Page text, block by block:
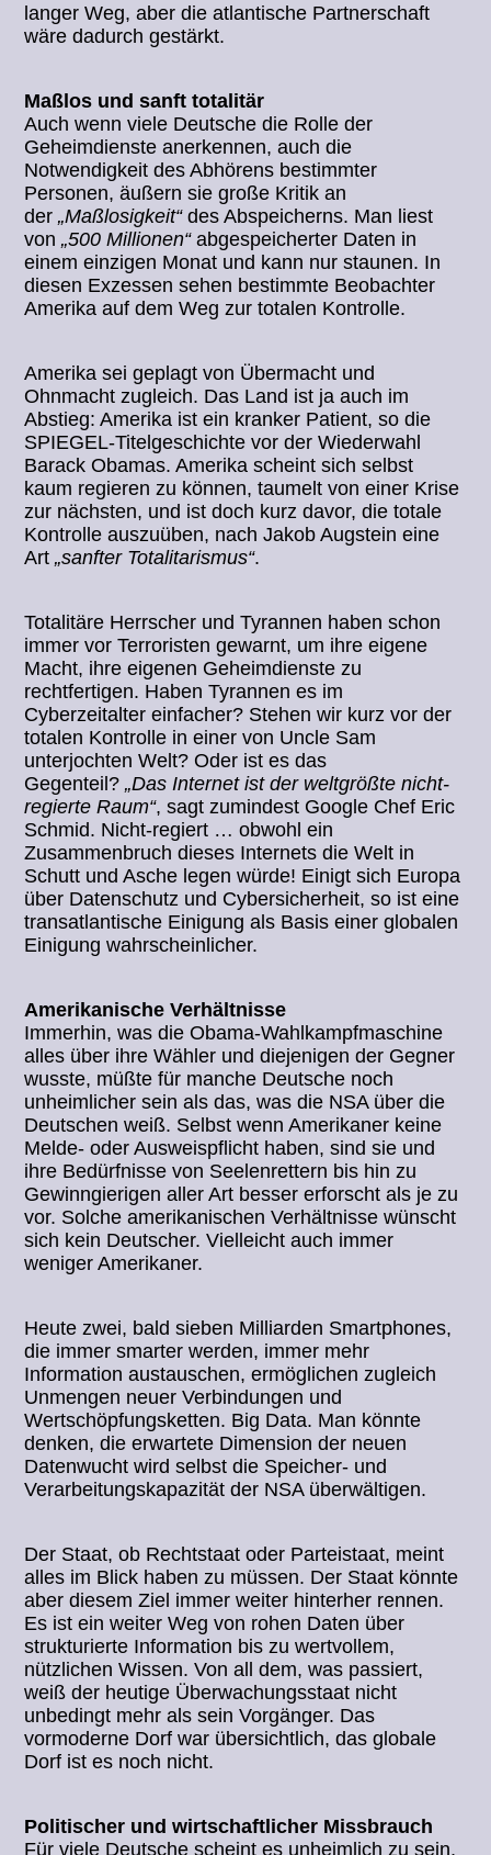
langer Weg, aber die atlantische Partnerschaft
wäre dadurch gestärkt.
Maßlos und sanft totalitär
Auch wenn viele Deutsche die Rolle der
Geheimdienste anerkennen, auch die
Notwendigkeit des Abhörens bestimmter
Personen, äußern sie große Kritik an
der„Maßlosigkeit“des Abspeicherns. Man liest
von„500 Millionen“abgespeicherter Daten in
einem einzigen Monat und kann nur staunen. In
diesen Exzessen sehen bestimmte Beobachter
Amerika auf dem Weg zur totalen Kontrolle.
Amerika sei geplagt von Übermacht und
Ohnmacht zugleich. Das Land ist ja auch im
Abstieg: Amerika ist ein kranker Patient, so die
SPIEGEL-Titelgeschichte vor der Wiederwahl
Barack Obamas. Amerika scheint sich selbst
kaum regieren zu können, taumelt von einer Krise
zur nächsten, und ist doch kurz davor, die totale
Kontrolle auszuüben, nach Jakob Augstein eine
Art„sanfter Totalitarismus“.
Totalitäre Herrscher und Tyrannen haben schon
immer vor Terroristen gewarnt, um ihre eigene
Macht, ihre eigenen Geheimdienste zu
rechtfertigen. Haben Tyrannen es im
Cyberzeitalter einfacher? Stehen wir kurz vor der
totalen Kontrolle in einer von Uncle Sam
unterjochten Welt? Oder ist es das
Gegenteil?„Das Internet ist der weltgrößte nicht-
regierte Raum“, sagt zumindest Google Chef Eric
Schmid. Nicht-regiert … obwohl ein
Zusammenbruch dieses Internets die Welt in
Schutt und Asche legen würde! Einigt sich Europa
über Datenschutz und Cybersicherheit, so ist eine
transatlantische Einigung als Basis einer globalen
Einigung wahrscheinlicher.
Amerikanische Verhältnisse
Immerhin, was die Obama-Wahlkampfmaschine
alles über ihre Wähler und diejenigen der Gegner
wusste, müßte für manche Deutsche noch
unheimlicher sein als das, was die NSA über die
Deutschen weiß. Selbst wenn Amerikaner keine
Melde- oder Ausweispflicht haben, sind sie und
ihre Bedürfnisse von Seelenrettern bis hin zu
Gewinngierigen aller Art besser erforscht als je zu
vor. Solche amerikanischen Verhältnisse wünscht
sich kein Deutscher. Vielleicht auch immer
weniger Amerikaner.
Heute zwei, bald sieben Milliarden Smartphones,
die immer smarter werden, immer mehr
Information austauschen, ermöglichen zugleich
Unmengen neuer Verbindungen und
Wertschöpfungsketten. Big Data. Man könnte
denken, die erwartete Dimension der neuen
Datenwucht wird selbst die Speicher- und
Verarbeitungskapazität der NSA überwältigen.
Der Staat, ob Rechtstaat oder Parteistaat, meint
alles im Blick haben zu müssen. Der Staat könnte
aber diesem Ziel immer weiter hinterher rennen.
Es ist ein weiter Weg von rohen Daten über
strukturierte Information bis zu wertvollem,
nützlichen Wissen. Von all dem, was passiert,
weiß der heutige Überwachungsstaat nicht
unbedingt mehr als sein Vorgänger. Das
vormoderne Dorf war übersichtlich, das globale
Dorf ist es noch nicht.
Politischer und wirtschaftlicher Missbrauch
Für viele Deutsche scheint es unheimlich zu sein,